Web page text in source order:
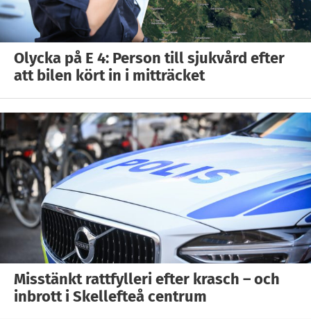
Olycka på E 4: Person till sjukvård efter
att bilen kört in i mitträcket
Misstänkt rattfylleri efter krasch – och
inbrott i Skellefteå centrum